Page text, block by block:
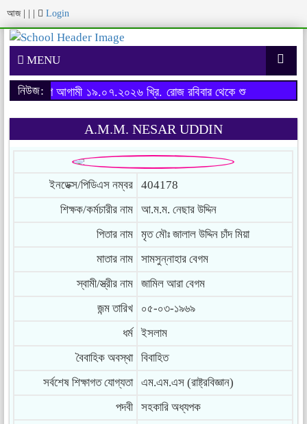
আজ Login
MENU
নিউজ:
ফরম পূরণ আগামী ১৯.০৭.২০২৬ খ্রি. রোজ রবিবার থেকে শুরু হবে।
A.M.M. NESAR UDDIN
ইনডেক্স/পিডিএস নম্বর
404178
শিক্ষক/কর্মচারীর নাম
আ.ম.ম. নেছার উদ্দিন
পিতার নাম
মৃত মৌঃ জালাল উদ্দিন চাঁদ মিয়া
মাতার নাম
সামসুন্নাহার বেগম
স্বামী/স্ত্রীর নাম
জামিল আরা বেগম
জন্ম তারিখ
০৫-০৩-১৯৬৯
ধর্ম
ইসলাম
বৈবাহিক অবস্থা
বিবাহিত
সর্বশেষ শিক্ষাগত যোগ্যতা
এম.এম.এস (রাষ্ট্রবিজ্ঞান)
পদবী
সহকারি অধ্যপক